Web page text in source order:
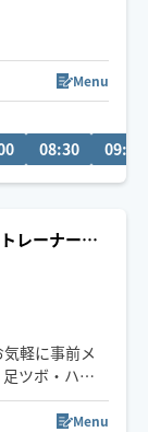
います。
Menu
08:30 09:00
レーナー☺️
軽に事前メ
ツボ・ハン
ダーメイド
Menu